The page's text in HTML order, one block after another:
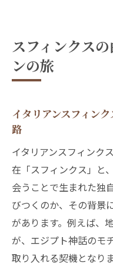
スフィンクス
ンの旅
イタリアンスフィン
路
イタリアンスフィンク
在「スフィンクス」と
会うことで生まれた独
びつくのか、その背景
があります。例えば、
が、エジプト神話のモ
取り入れる契機となり